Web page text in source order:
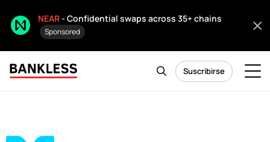
NEAR- Confidential swaps across 35+ chains
Sponsored
Suscribirse